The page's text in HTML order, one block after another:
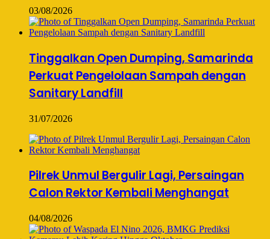
03/08/2026
Tinggalkan Open Dumping, Samarinda
Perkuat Pengelolaan Sampah dengan
Sanitary Landfill
31/07/2026
Pilrek Unmul Bergulir Lagi, Persaingan
Calon Rektor Kembali Menghangat
04/08/2026